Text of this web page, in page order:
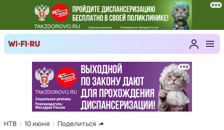
НТВ 10 июня Поделиться